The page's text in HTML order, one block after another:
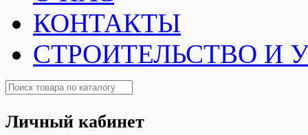
КОНТАКТЫ
СТРОИТЕЛЬСТВО И
Личный кабинет